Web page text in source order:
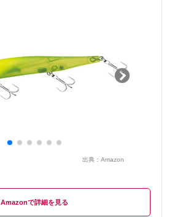
出典： Amazon
Amazon